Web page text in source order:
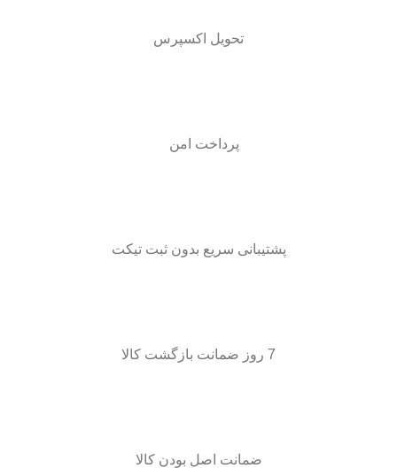
تحویل اکسپرس
پرداخت امن
پشتیبانی سریع بدون ثبت تیکت
7 روز ضمانت بازگشت کالا
ضمانت اصل بودن کالا